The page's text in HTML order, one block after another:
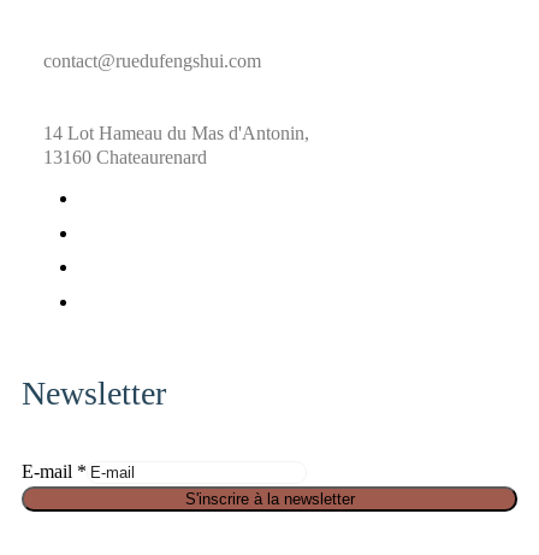
contact@ruedufengshui.com
14 Lot Hameau du Mas d'Antonin,
13160 Chateaurenard
Newsletter
E
-
E-mail *
S'inscrire à la newsletter